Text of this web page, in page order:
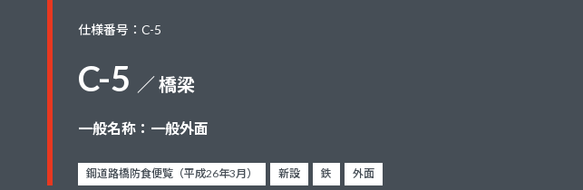
製品情報
建築・重防食・自動車補修用の各分野で、
ニッペラボ
塗装をする時、施工会社へお願いする時に
知っておくべき塗料・塗装の基礎知識をご
お客様サポー
ト
お問い合わせにあたっては、まずは「よく
に
ついて
日本ペイントグループの一員として、建築
塗料の開発・製造および販売を展開。全国
仕様番号：C-5
C-5 ／ 橋梁
一般名称：一般外面
鋼道路橋防食便覧（平成26年3月） 新設 鉄 外面